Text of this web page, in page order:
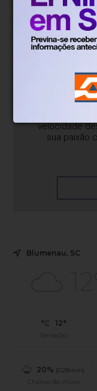
motor,
afiada,
velocidade
sua paixão
Blumenau, SC
12°
12°
Sensação
20% (0.28mm)
Chance de chuva